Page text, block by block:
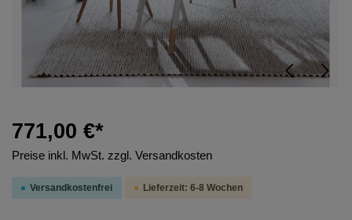
771,00 €*
Preise inkl. MwSt. zzgl. Versandkosten
Versandkostenfrei Lieferzeit: 6-8 Wochen